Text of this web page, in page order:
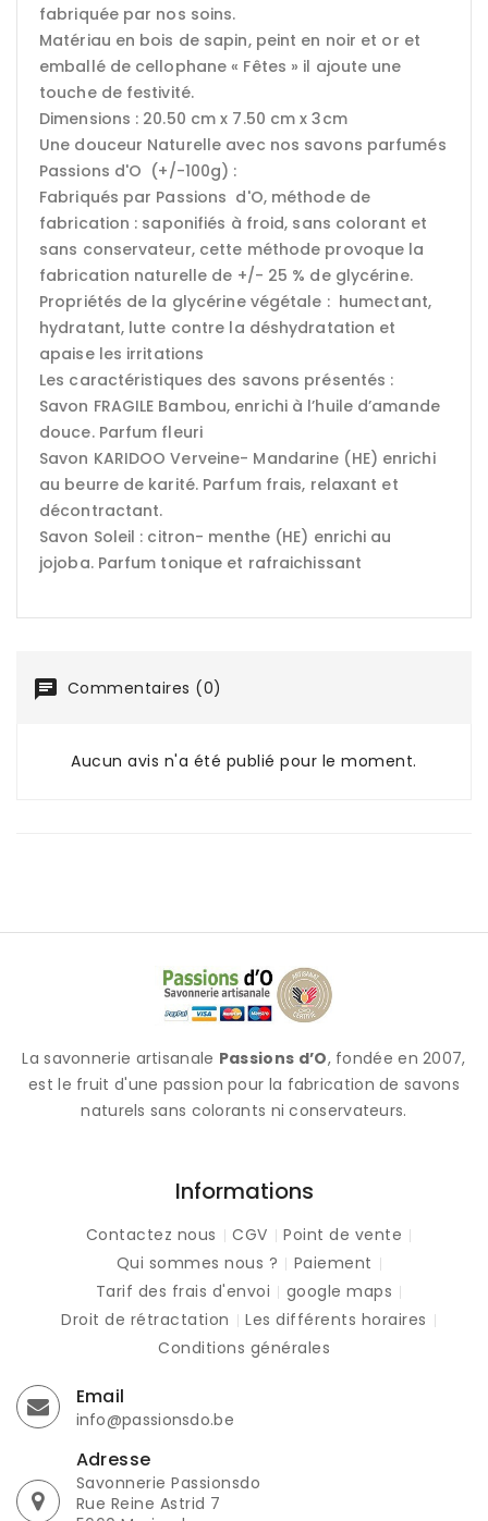
fabriquée par nos soins.
Matériau en bois de sapin, peint en noir et or et
emballé de cellophane « Fêtes » il ajoute une
touche de festivité.
Dimensions : 20.50 cm x 7.50 cm x 3cm
Une douceur Naturelle avec nos savons parfumés
Passions d'O (+/-100g) :
Fabriqués par Passions d'O, méthode de
fabrication : saponifiés à froid, sans colorant et
sans conservateur, cette méthode provoque la
fabrication naturelle de +/- 25 % de glycérine.
Propriétés de la glycérine végétale : humectant,
hydratant, lutte contre la déshydratation et
apaise les irritations
Les caractéristiques des savons présentés :
Savon FRAGILE Bambou, enrichi à l’huile d’amande
douce. Parfum fleuri
Savon KARIDOO Verveine- Mandarine (HE) enrichi
au beurre de karité. Parfum frais, relaxant et
décontractant.
Savon Soleil : citron- menthe (HE) enrichi au
jojoba. Parfum tonique et rafraichissant
Commentaires (0)
Aucun avis n'a été publié pour le moment.
La savonnerie artisanale Passions d’O, fondée en 2007,
est le fruit d'une passion pour la fabrication de savons
naturels sans colorants ni conservateurs.
Informations
Contactez nous CGV
Point de vente
Qui sommes nous ?
Paiement
Tarif des frais d'envoi
google maps
Droit de rétractation
Les différents horaires
Conditions générales
Email
info@passionsdo.be
Adresse
Savonnerie Passionsdo
Rue Reine Astrid 7